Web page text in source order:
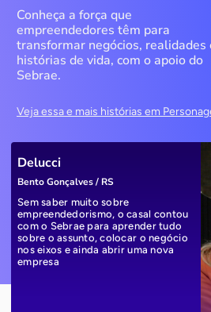
Conheça a força que
empreendedores têm para
transformar negócios, realidades
histórias de vida, com o apoio do
Sebrae.
Veja essa e mais histórias em
Delucci
Bento Gonçalves / RS
Sem saber muito sobre
empreendedorismo, o casal contou
com o Sebrae para aprender tudo
sobre o assunto, colocar o negócio
nos eixos e ainda abrir uma nova
empresa